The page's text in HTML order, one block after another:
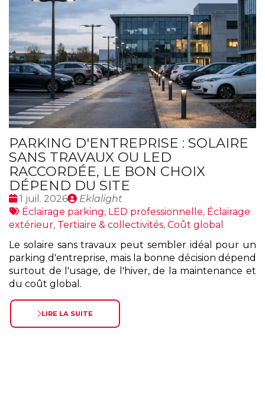
PARKING D'ENTREPRISE : SOLAIRE
SANS TRAVAUX OU LED
RACCORDÉE, LE BON CHOIX
DÉPEND DU SITE
Date
:
1 juil. 2026
Publié
par
Eklalight
Tags
:
Éclairage parking, LED professionnelle, Éclairage
extérieur, Tertiaire & collectivités, Coût global
Le solaire sans travaux peut sembler idéal pour un
parking d'entreprise, mais la bonne décision dépend
surtout de l'usage, de l'hiver, de la maintenance et
du coût global.
LIRE LA SUITE